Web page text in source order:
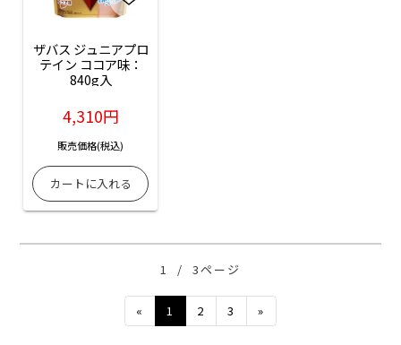
ザバス ジュニアプロ
テイン ココア味：
840g入
4,310円
販売価格(税込)
1 / 3ページ
« Previous
1 2 3 »